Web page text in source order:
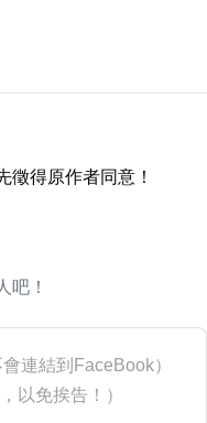
徵得原作者同意！
吧！
會連結到FaceBook）
以免挨告！）